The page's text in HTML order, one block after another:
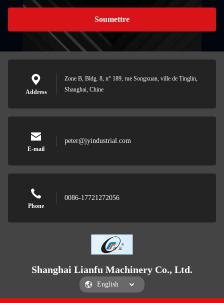
Soumettre
Address
Zone B, Bldg. 8, n° 189, rue Songxuan, ville de Tinglin,
Shanghai, Chine
E-mail
peter@jyindustrial.com
Phone
0086-17721272056
Shanghai Lianfu Machinery Co., Ltd.